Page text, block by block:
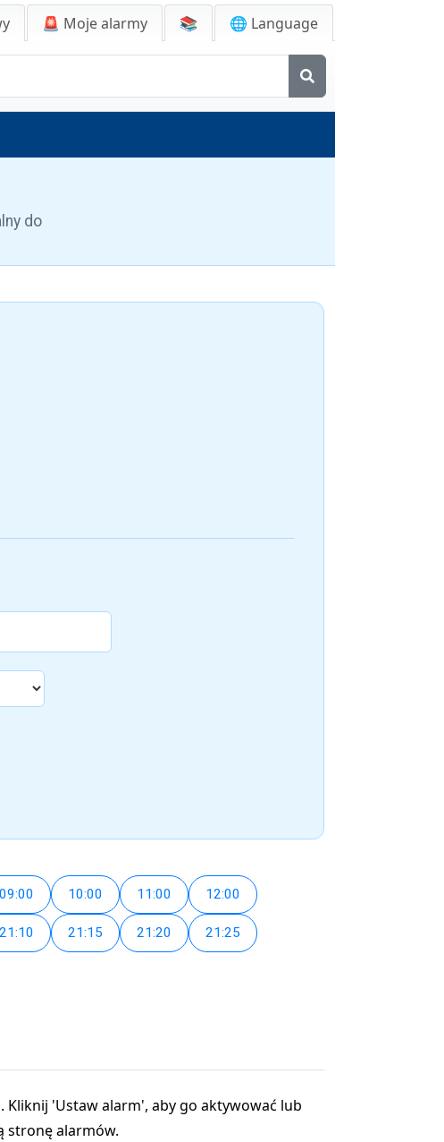
🚨 Moje alarmy 📚 🌐 Language
do
09:00 10:00 11:00 12:00
21:10 21:15 21:20 21:25
Kliknij 'Ustaw alarm', aby go aktywować lub
stronę alarmów.